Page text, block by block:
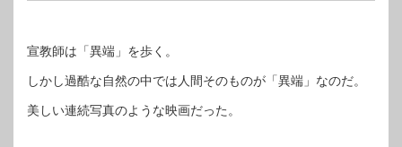
宣教師は「異端」を歩く。
しかし過酷な自然の中では人間そのものが「異端」なのだ。
美しい連続写真のような映画だった。